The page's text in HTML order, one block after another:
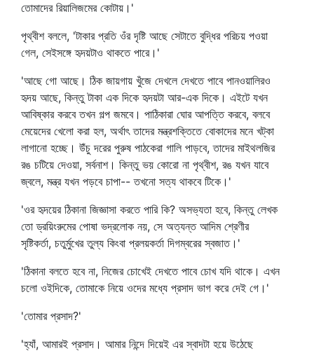
তোমাদের রিয়ালিজমের কোটায়।'
পৃথ্বীশ বললে, 'টাকার প্রতি ওঁর দৃষ্টি আছে সেটাতে বুদ্ধির পরিচয় পওয়া
গেল, সেইসঙ্গে হৃদয়টাও থাকতে পারে।'
'আছে গো আছে। ঠিক জায়গায় খুঁজে দেখলে দেখতে পাবে পানওয়ালিরও
হৃদয় আছে, কিন্তু টাকা এক দিকে হৃদয়টা আর-এক দিকে। এইটে যখন
আবিষ্কার করবে তখন গল্প জমবে। পাঠিকারা ঘোর আপত্তি করবে, বলবে
মেয়েদের খেলো করা হল, অর্থাৎ তাদের মন্ত্রশক্তিতে বোকাদের মনে খট্‌কা
লাগানো হচ্ছে। উঁচু দরের পুরুষ পাঠকেরা গালি পাড়বে, তাদের মাইথলজির
রঙ চটিয়ে দেওয়া, সর্বনাশ। কিন্তু ভয় কোরো না পৃথ্বীশ, রঙ যখন যাবে
জ্বলে, মন্ত্র যখন পড়বে চাপা-- তখনো সত্য থাকবে টিকে।'
'ওর হৃদয়ের ঠিকানা জিজ্ঞাসা করতে পারি কি? অসভ্যতা হবে, কিন্তু লেখক
তো ড্রয়িংরুমের পোষা ভদ্রলোক নয়, সে অত্যন্ত আদিম শ্রেণীর
সৃষ্টিকর্তা, চতুর্মুখের তুল্য কিংবা প্রলয়কর্তা দিগম্বরের স্বজাত।'
'ঠিকানা বলতে হবে না, নিজের চোখেই দেখতে পাবে চোখ যদি থাকে। এখন
চলো ওইদিকে, তোমাকে নিয়ে ওদের মধ্যে প্রসাদ ভাগ করে দেই গে।'
'তোমার প্রসাদ?'
'হ্যাঁ, আমারই প্রসাদ। আমার নিন্দে দিয়েই এর স্বাদটা হয়ে উঠেছে